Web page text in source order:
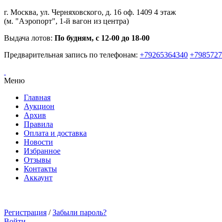
г. Москва, ул. Черняховского, д. 16 оф. 1409 4 этаж
(м. "Аэропорт", 1-й вагон из центра)
Выдача лотов: По будням, с 12-00 до 18-00
Предварительная запись по телефонам: +79265364340
Меню
Главная
Аукцион
Архив
Правила
Оплата и доставка
Новости
Избранное
Отзывы
Контакты
Аккаунт
Регистрация / Забыли пароль?